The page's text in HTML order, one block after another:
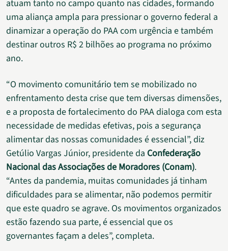
atuam tanto no campo quanto nas cidades, formando
uma aliança ampla para pressionar o governo federal a
dinamizar a operação do PAA com urgência e também
destinar outros R$ 2 bilhões ao programa no próximo
ano.
“O movimento comunitário tem se mobilizado no
enfrentamento desta crise que tem diversas dimensões,
e a proposta de fortalecimento do PAA dialoga com esta
necessidade de medidas efetivas, pois a segurança
alimentar das nossas comunidades é essencial”, diz
Getúlio Vargas Júnior, presidente da Confederação
Nacional das Associações de Moradores (Conam).
“Antes da pandemia, muitas comunidades já tinham
dificuldades para se alimentar, não podemos permitir
que este quadro se agrave. Os movimentos organizados
estão fazendo sua parte, é essencial que os
governantes façam a deles”, completa.